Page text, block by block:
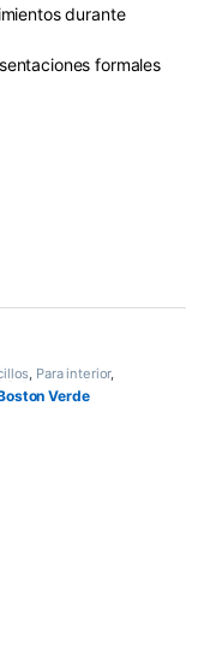
durante
formales
, Para interior,
Ropa Interior
Verde